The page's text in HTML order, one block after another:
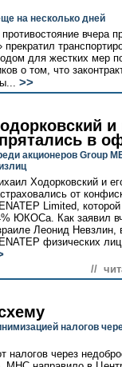
на несколько дней
вчера
для жестких мер
о том, что
>>
и
в
акционеров Group
Ходорковский и
от
Limited,
ЮКОСа. Как заявил
Леонид Невзлин,
физических
//
налогов
налогов через